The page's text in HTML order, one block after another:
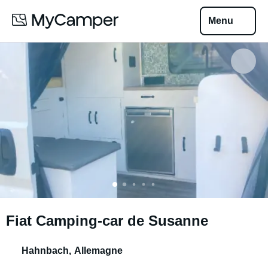
Menu
Fiat Camping-car de Susanne
Hahnbach, Allemagne